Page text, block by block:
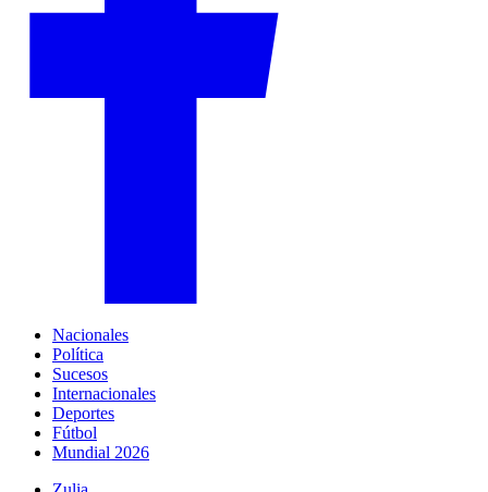
Nacionales
Política
Sucesos
Internacionales
Deportes
Fútbol
Mundial 2026